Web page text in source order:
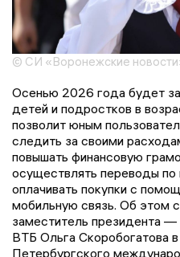
© СИ «Воронежские
Осенью 2026 года будет
детей и подростков в
позволит юным
следить за своими
повышать финансовую
осуществлять переводы по
оплачивать покупки с
мобильную связь. Об этом
заместитель президента
ВТБ Ольга Скоробогатова
Петербургского